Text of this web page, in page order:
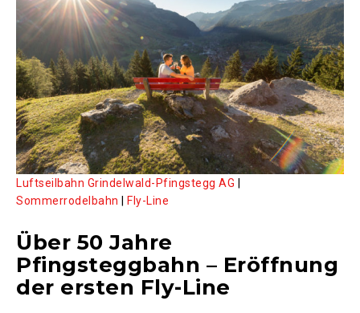
Luftseilbahn Grindelwald-Pfingstegg AG
Sommerrodelbahn
Fly-Line
Über 50 Jahre
Pfingsteggbahn – Eröffnung
der ersten Fly-Line